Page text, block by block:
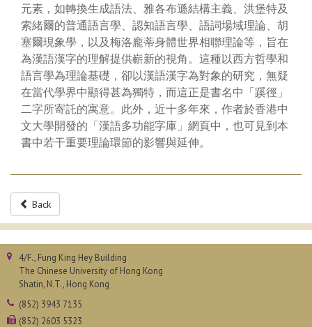
元素，如轉換生成語法、雅各布遜結構主義、洪堡特及
索緒爾的普通語言學、認知語言學、語詞場域理論、胡
塞爾現象學，以及梅洛龐蒂身體世界相聯理論等，旨在
為漢語漢字的理解提供嶄新的視角。這種以西方哲學和
語言學為理論基礎，卻以漢語漢字為對象的研究，無疑
在當代學界中顯得甚為獨特，而這正是書名中「蹊徑」
二字所寄託的寓意。此外，近十多年來，作者於香港中
文大學開發的「漢語多功能字庫」網頁中，也可見到本
書中若干重要理論環節的影響與延伸。
Back
4/F., Fung King Hey Building
The Chinese University of Hong Kong
Shatin, N.T., Hong Kong
(852) 3943 7135
(852) 2603 5323